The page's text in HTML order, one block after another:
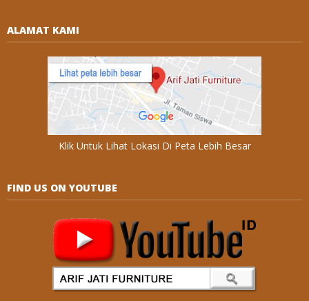
ALAMAT KAMI
Klik Untuk Lihat Lokasi Di Peta Lebih Besar
FIND US ON YOUTUBE